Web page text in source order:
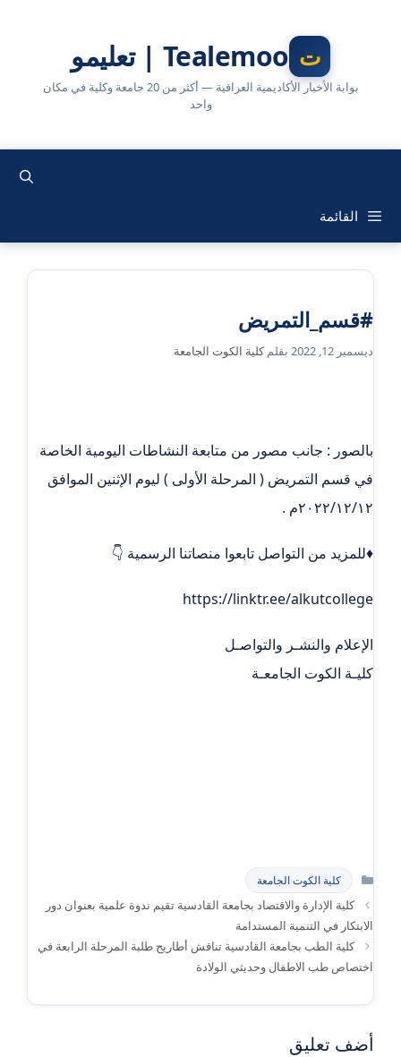
Tealemoo | تعليمو
بوابة الأخبار الأكاديمية العراقية — أكثر من 20 جامعة وكلية في مكان
واحد
القائمة
#قسم_التمريض
ديسمبر 12, 2022 بقلمكلية الكوت الجامعة
بالصور : جانب مصور من متابعة النشاطات اليومية الخاصة
في قسم التمريض ( المرحلة الأولى ) ليوم الإثنين الموافق
٢٠٢٢/١٢/١٢م .
♦️للمزيد من التواصل تابعوا منصاتنا الرسمية 👇
https://linktr.ee/alkutcollege
الإعلام والنشـر والتواصـل
كليـة الكوت الجامعـة
التصنيفات
كلية الكوت الجامعة
كلية الإدارة والاقتصاد بجامعة القادسية تقيم ندوة علمية بعنوان دور
الابتكار في التنمية المستدامة
كلية الطب بجامعة القادسية تناقش أطاريح طلبة المرحلة الرابعة في
اختصاص طب الاطفال وحديثي الولادة
أضف تعليق